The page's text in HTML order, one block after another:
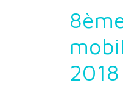
2018